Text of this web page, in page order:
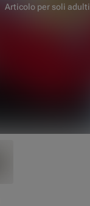
Articolo per soli adulti